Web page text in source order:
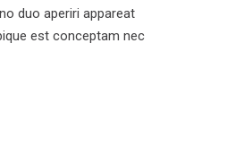
duo aperiri appareat
est conceptam nec